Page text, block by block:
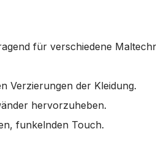
für verschiedene
Verzierungen der Kleidung.
hervorzuheben.
funkelnden Touch.